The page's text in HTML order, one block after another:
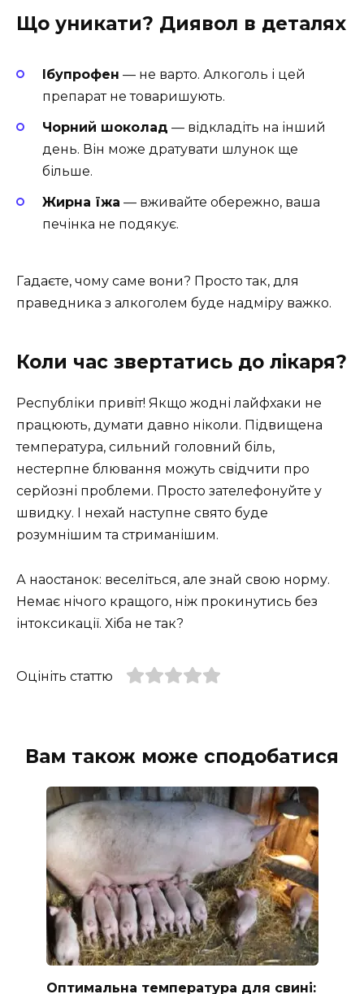
Що уникати? Диявол в деталях
Ібупрофен — не варто. Алкоголь і цей
препарат не товаришують.
Чорний шоколад — відкладіть на інший
день. Він може дратувати шлунок ще
більше.
Жирна їжа — вживайте обережно, ваша
печінка не подякує.
Гадаєте, чому саме вони? Просто так, для
праведника з алкоголем буде надміру важко.
Коли час звертатись до лікаря?
Республіки привіт! Якщо жодні лайфхаки не
працюють, думати давно ніколи. Підвищена
температура, сильний головний біль,
нестерпне блювання можуть свідчити про
серйозні проблеми. Просто зателефонуйте у
швидку. І нехай наступне свято буде
розумнішим та стриманішим.
А наостанок: веселіться, але знай свою норму.
Немає нічого кращого, ніж прокинутись без
інтоксикації. Хіба не так?
Оцініть статтю
Вам також може сподобатися
Оптимальна температура для свині: